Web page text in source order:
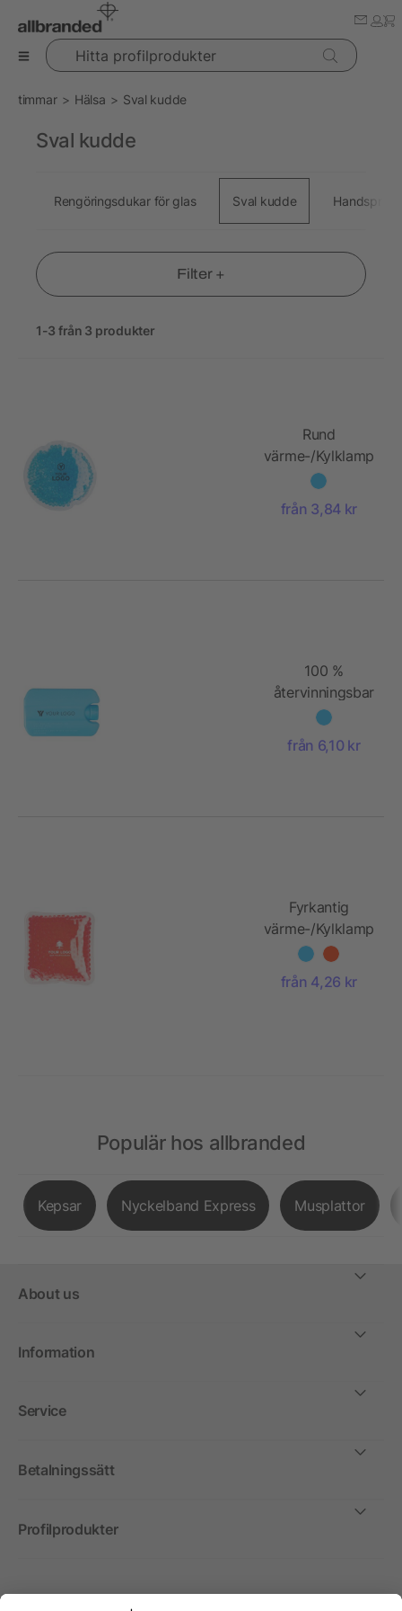
Hitta profilprodukter
timmar Hälsa Sval kudde
Filter +
1-3 från 3 produkter
Rund
värme-/Kylklamp
med färgade
vattenpärlor
från 3,84 kr
100 %
återvinningsbar
kylklamp
(HDPE)
från 6,10 kr
Fyrkantig
värme-/Kylklamp
med färgade
vattenpärlor
från 4,26 kr
Sval kudde
Rengöringsdukar för glas Sval kudde Handsprit
Populär hos allbranded
Kepsar Nyckelband Express Musplattor
About us
Information
Service
Betalningssätt
Profilprodukter